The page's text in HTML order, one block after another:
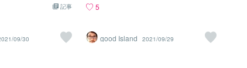
の夏”。だからこ
で残してみません
ト制作、承って
ラにてオリジナルの
す。お気軽にプロフィールのリンクより
にも掲載しています）⸻おわりに写
真は記録。でも、アートは「記憶」にな
てみました。成形色
と時間がかからな
円：キット別）
記事
09/30
0,000円 （お得意様のため、実際はお値
金 6,000円（キットは未購入とのこと、
Amazonで代理購入し、ご請求させて頂
5
good Island 2021/09/29